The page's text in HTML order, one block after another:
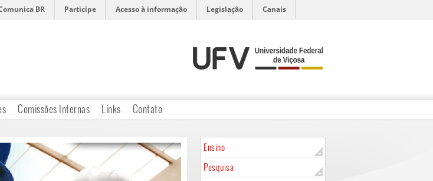
BR Participe Acesso à informação Legislação Canais
Comissões Internas Links Contato
Ensino
Pesquisa